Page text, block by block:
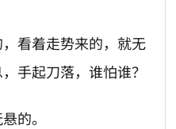
看着走势来的，就无
手起刀落，谁怕谁？
的。